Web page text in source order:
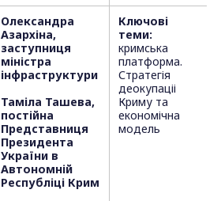
Олександра
Азархіна,
заступниця
міністра
інфраструктури
Таміла Ташева,
постійна
Представниця
Президента
України в
Автономній
Республіці Крим
Ключові
теми:
кримська
платформа.
Стратегія
деокупаціі
Криму та
економічна
модель